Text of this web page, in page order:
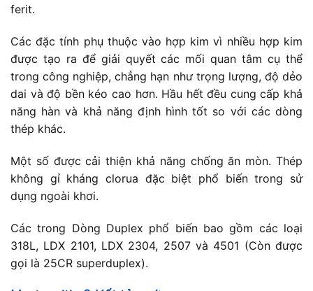
ferit.
Các đặc tính phụ thuộc vào hợp kim vì nhiều hợp kim
được tạo ra để giải quyết các mối quan tâm cụ thể
trong công nghiệp, chẳng hạn như trọng lượng, độ dẻo
dai và độ bền kéo cao hơn. Hầu hết đều cung cấp khả
năng hàn và khả năng định hình tốt so với các dòng
thép khác.
Một số được cải thiện khả năng chống ăn mòn. Thép
không gỉ kháng clorua đặc biệt phổ biến trong sử
dụng ngoài khơi.
Các trong Dòng Duplex phổ biến bao gồm các loại
318L, LDX 2101, LDX 2304, 2507 và 4501 (Còn được
gọi là 25CR superduplex).